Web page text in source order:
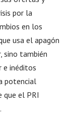
por la
en los
usa el apagón
sino también
e inéditos
potencial
que el PRI